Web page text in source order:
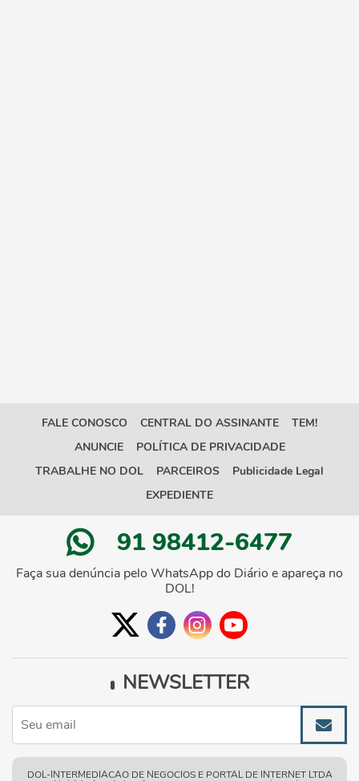
FALE CONOSCO CENTRAL DO ASSINANTE
TEM!
ANUNCIE
POLÍTICA DE PRIVACIDADE
TRABALHE NO DOL
PARCEIROS
Publicidade Legal
EXPEDIENTE
91 98412-6477
Faça sua denúncia pelo WhatsApp do Diário e apareça no
DOL!
NEWSLETTER
DOL-INTERMEDIACAO DE NEGOCIOS E PORTAL DE INTERNET LTDA